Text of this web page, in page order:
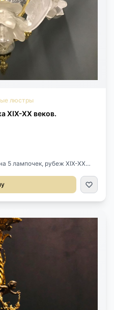
люстры
XIX-XX веков.
5 лампочек, рубеж XIX-XX
в виде раковины. Высота -